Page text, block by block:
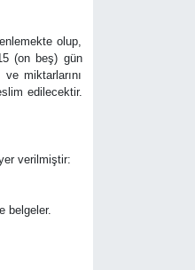
olup,
(on beş) gün
miktarlarını
edilecektir.
verilmiştir:
belgeler.